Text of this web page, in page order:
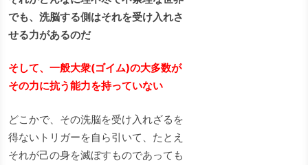
でも、洗脳する側はそれを受け入れさ
せる力があるのだ
そして、一般大衆(ゴイム)の大多数が
その力に抗う能力を持っていない
どこかで、その洗脳を受け入れざるを
得ないトリガーを自ら引いて、たとえ
それが己の身を滅ぼすものであっても